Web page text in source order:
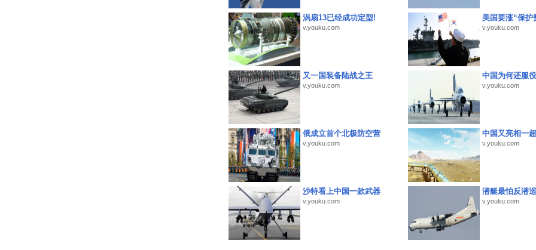
涡扇13已经成功定型!
v.youku.com
美国要涨“保护
v.youku.com
又一国装备陆战之王
v.youku.com
中国为何还服
v.youku.com
俄成立首个北极防空营
v.youku.com
中国又亮相一
v.youku.com
沙特看上中国一款武器
v.youku.com
潜艇最怕反潜
v.youku.com